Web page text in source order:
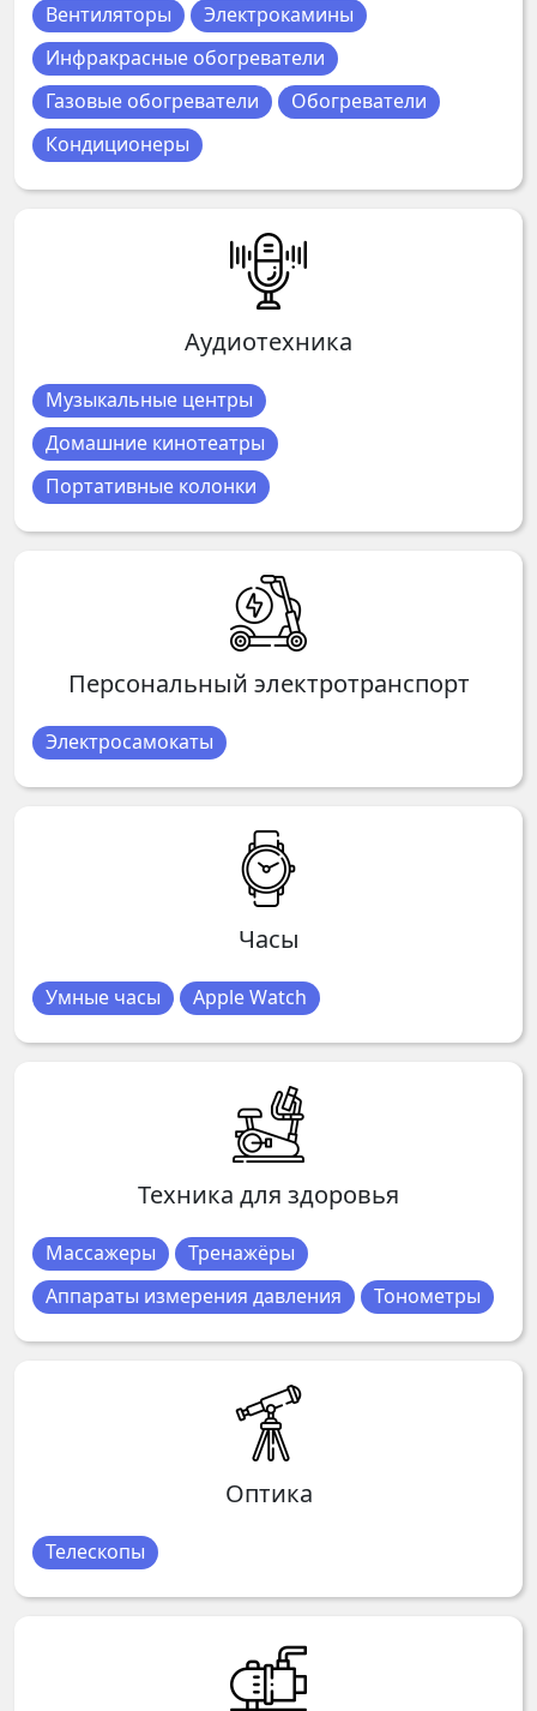
Вентиляторы
Электрокамины
Инфракрасные обогреватели
Газовые обогреватели
Обогреватели
Кондиционеры
Аудиотехника
Музыкальные центры
Домашние кинотеатры
Портативные колонки
Персональный электротранспорт
Электросамокаты
Часы
Умные часы Apple Watch
Техника для здоровья
Массажеры
Тренажёры
Аппараты измерения давления
Тонометры
Оптика
Телескопы